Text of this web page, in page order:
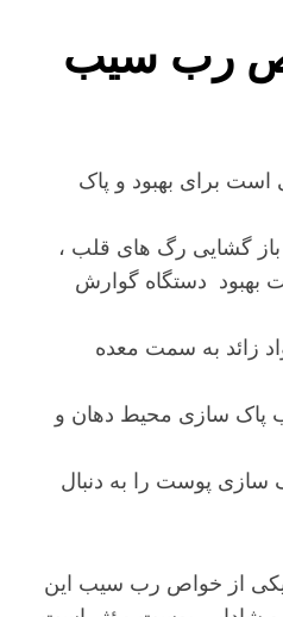
رب سیب
برای بهبود و پاک
گشایی رگ های قلب ،
بهبود دستگاه گوارش
زائد به سمت معده
سازی محیط دهان و
پوست را به دنبال
از خواص رب سیب این